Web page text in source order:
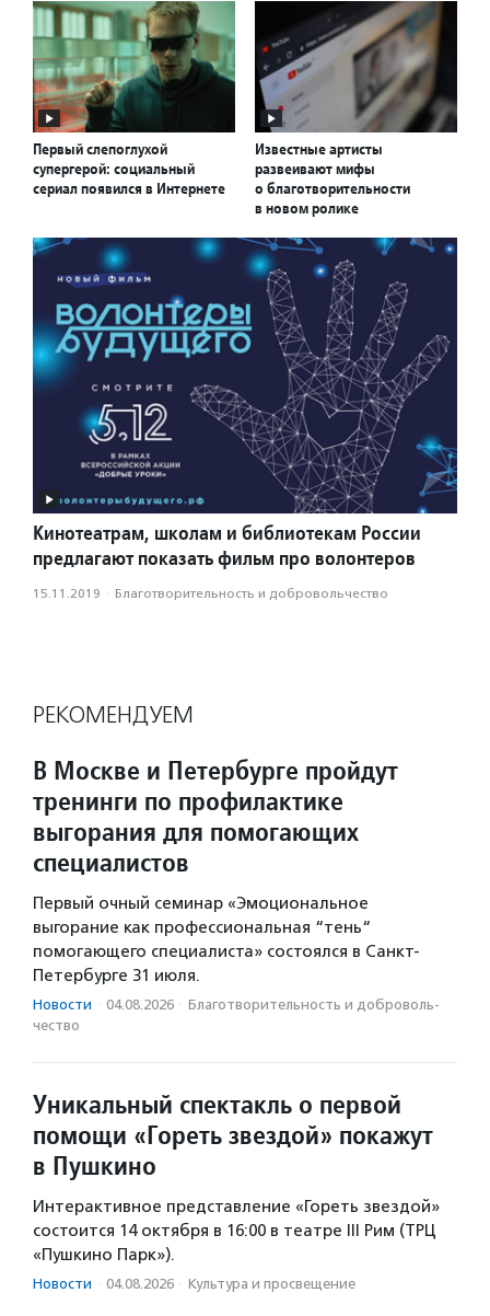
Первый слепоглухой
супергерой: социальный
сериал появился в Интернете
Известные артисты
развеивают мифы
о благотворительности
в новом ролике
Кинотеатрам, школам и библиотекам России
предлагают показать фильм про волонтеров
15.11.2019 · Благотвори­тель­ность и доброволь­чест­во
РЕКОМЕНДУЕМ
В Москве и Петербурге пройдут
тренинги по профилактике
выгорания для помогающих
специалистов
Первый очный семинар «Эмоциональное
выгорание как профессиональная “тень“
помогающего специалиста» состоялся в Санкт-
Петербурге 31 июля.
Новости · 04.08.2026 · Благотвори­тель­ность и доброволь­
чест­во
Уникальный спектакль о первой
помощи «Гореть звездой» покажут
в Пушкино
Интерактивное представление «Гореть звездой»
состоится 14 октября в 16:00 в театре III Рим (ТРЦ
«Пушкино Парк»).
Новости · 04.08.2026 · Культура и просвещение